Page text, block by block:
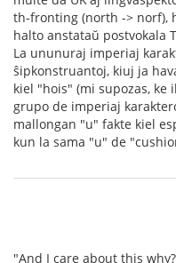
th-fronting (north -> norf),
halto anstataŭ postvokala
La ununuraj imperiaj
ŝipkonstruantoj, kiuj ja
kiel "hois" (mi supozas, ke
grupo de imperiaj
mallongan "u" fakte kiel
kun la sama "u" de
"And I care about this